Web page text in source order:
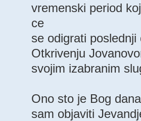
vremenski period
ce
se odigrati
Otkrivenju
svojim izabranim
Ono sto je Bog
sam objaviti